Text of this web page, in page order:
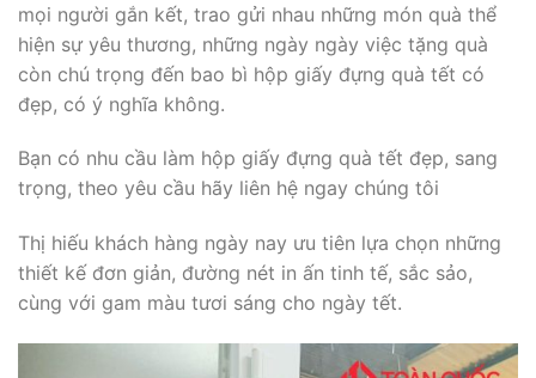
mọi người gắn kết, trao gửi nhau những món quà thể
hiện sự yêu thương, những ngày ngày việc tặng quà
còn chú trọng đến bao bì hộp giấy đựng quà tết có
đẹp, có ý nghĩa không.
Bạn có nhu cầu làm hộp giấy đựng quà tết đẹp, sang
trọng, theo yêu cầu hãy liên hệ ngay chúng tôi
Thị hiếu khách hàng ngày nay ưu tiên lựa chọn những
thiết kế đơn giản, đường nét in ấn tinh tế, sắc sảo,
cùng với gam màu tươi sáng cho ngày tết.